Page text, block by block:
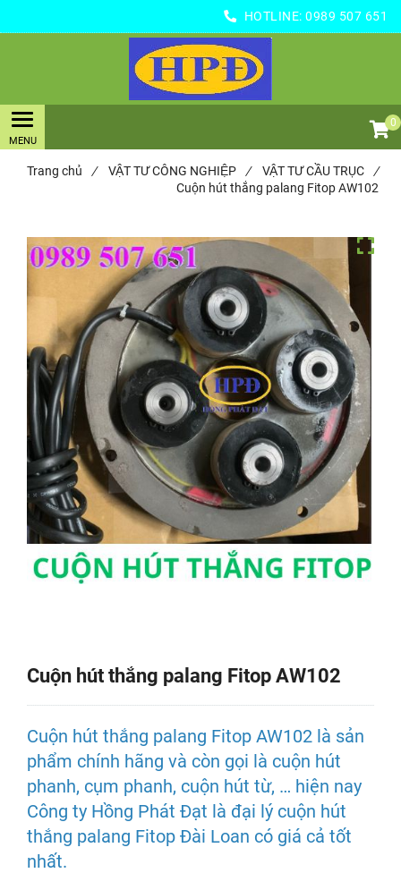
HOTLINE: 0989 507 651
0
Trang chủ / VẬT TƯ CÔNG NGHIỆP / VẬT TƯ CẦU TRỤC
/
Cuộn hút thắng palang Fitop AW102
Cuộn hút thắng palang Fitop AW102
Cuộn hút thắng palang Fitop AW102 là sản
phẩm chính hãng và còn gọi là cuộn hút
phanh, cụm phanh, cuộn hút từ, … hiện nay
Công ty Hồng Phát Đạt là đại lý cuộn hút
thắng palang Fitop Đài Loan có giá cả tốt
nhất.